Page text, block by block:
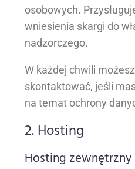
osobowych.
wniesienia skargi do
nadzorczego.
W każdej chwili
skontaktować, jeśli
na temat ochrony
2. Hosting
Hosting zewnętrzny